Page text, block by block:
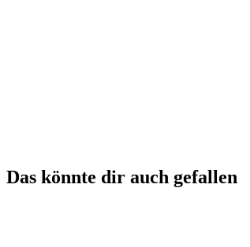
Das könnte dir auch gefallen